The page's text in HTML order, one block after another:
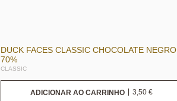
DUCK FACES CLASSIC CHOCOLATE NEGRO
70%
CLASSIC
ADICIONAR AO CARRINHO 3,50 €